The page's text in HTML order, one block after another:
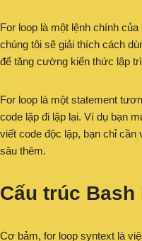
For loop là một lệnh chính
chúng tôi sẽ giải thích cách
để tăng cường kiến thức lập
For loop là một statement
code lặp đi lặp lại. Ví dụ bạn
viết code độc lập, bạn chỉ cần
sâu thêm.
Cấu trúc Bash
Cơ bảm, for loop syntext là